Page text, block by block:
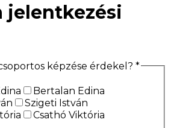
jelentkezési
képzése érdekel? *
Bertalan Edina
Szigeti István
Csathó Viktória